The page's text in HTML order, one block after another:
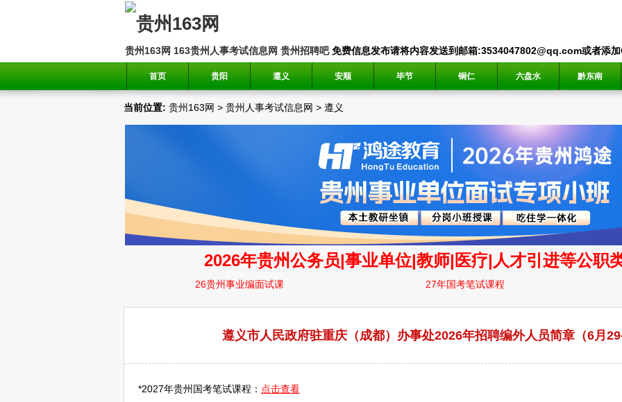
贵州163网 163贵州人事考试信息网 贵州招聘吧免费信息发布请将内容发送到邮箱:3534047802@qq.com或者添
首页 贵阳 遵义 安顺 毕节 铜仁 六盘水 黔东南
当前位置: 贵州163网 > 贵州人事考试信息网 > 遵义
遵义市人民政府驻重庆（成都）办事处2026年招聘编外人员简章（6月
*2027年贵州国考笔试课程： 点击查看